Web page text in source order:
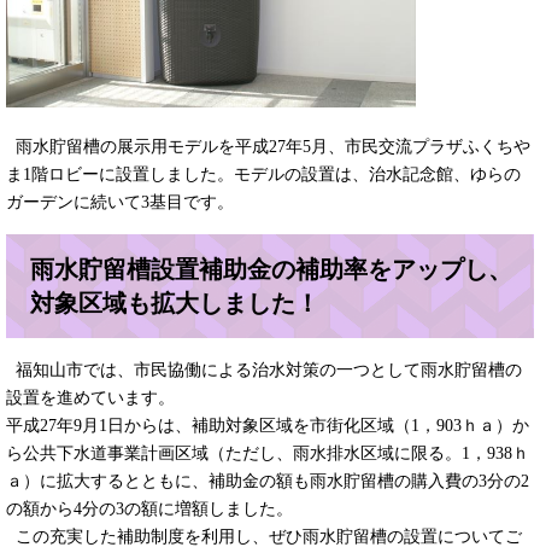
雨水貯留槽の展示用モデルを平成27年5月、市民交流プラザふくちや
ま1階ロビーに設置しました。モデルの設置は、治水記念館、ゆらの
ガーデンに続いて3基目です。
雨水貯留槽設置補助金の補助率をアップし、
対象区域も拡大しました！
福知山市では、市民協働による治水対策の一つとして雨水貯留槽の
設置を進めています。
平成27年9月1日からは、補助対象区域を市街化区域（1，903ｈａ）か
ら公共下水道事業計画区域（ただし、雨水排水区域に限る。1，938ｈ
ａ）に拡大するとともに、補助金の額も雨水貯留槽の購入費の3分の2
の額から4分の3の額に増額しました。
この充実した補助制度を利用し、ぜひ雨水貯留槽の設置についてご